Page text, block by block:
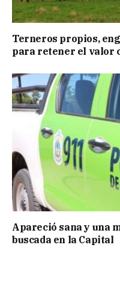
Terneros propios,
para retener el valor
Apareció sana y una
buscada en la Capital